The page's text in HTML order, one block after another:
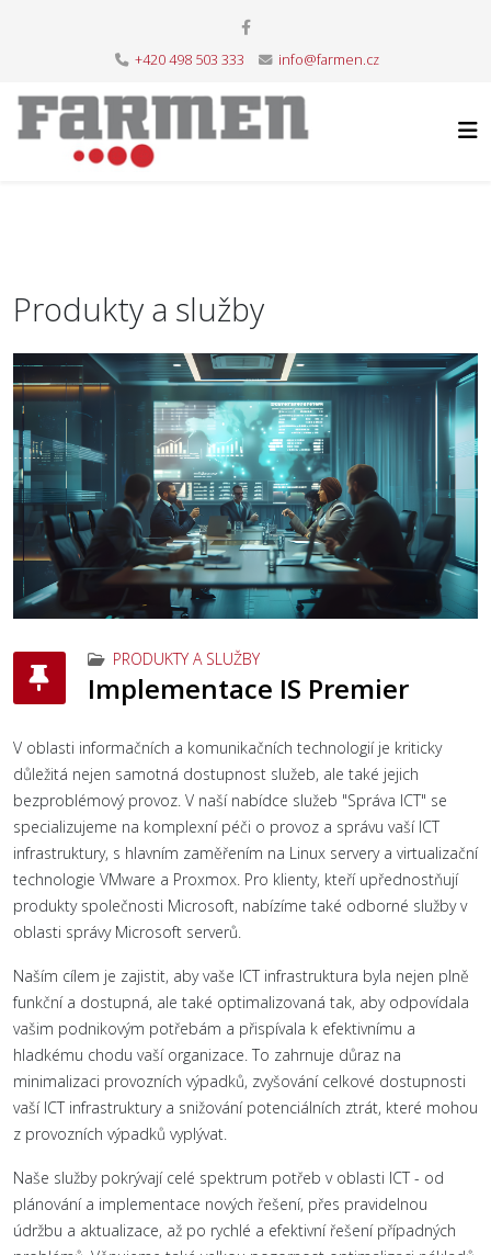
+420 498 503 333 info@farmen.cz
Produkty a služby
PRODUKTY A SLUŽBY
Implementace IS Premier
V oblasti informačních a komunikačních technologií je kriticky
důležitá nejen samotná dostupnost služeb, ale také jejich
bezproblémový provoz. V naší nabídce služeb "Správa ICT" se
specializujeme na komplexní péči o provoz a správu vaší ICT
infrastruktury, s hlavním zaměřením na Linux servery a virtualizační
technologie VMware a Proxmox. Pro klienty, kteří upřednostňují
produkty společnosti Microsoft, nabízíme také odborné služby v
oblasti správy Microsoft serverů.
Naším cílem je zajistit, aby vaše ICT infrastruktura byla nejen plně
funkční a dostupná, ale také optimalizovaná tak, aby odpovídala
vašim podnikovým potřebám a přispívala k efektivnímu a
hladkému chodu vaší organizace. To zahrnuje důraz na
minimalizaci provozních výpadků, zvyšování celkové dostupnosti
vaší ICT infrastruktury a snižování potenciálních ztrát, které mohou
z provozních výpadků vyplývat.
Naše služby pokrývají celé spektrum potřeb v oblasti ICT - od
plánování a implementace nových řešení, přes pravidelnou
údržbu a aktualizace, až po rychlé a efektivní řešení případných